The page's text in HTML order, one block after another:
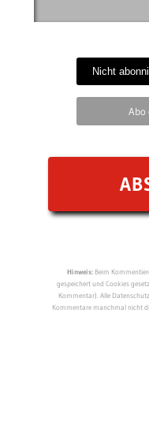
Abo
Hinweis:Beim
gespeichert und Cookies
Kommentar). Alle
Kommentare manchmal nicht